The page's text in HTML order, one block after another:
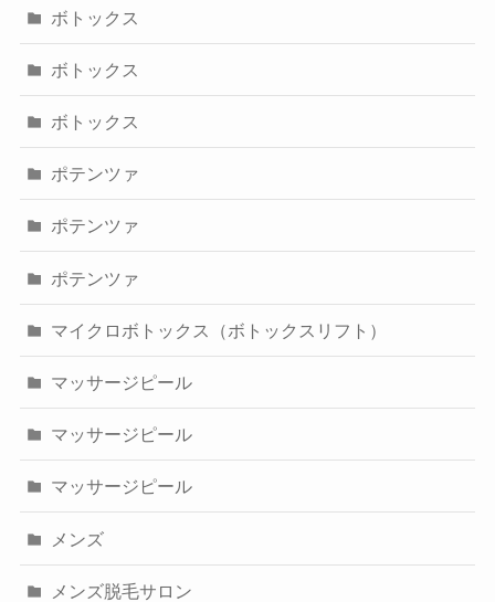
ボトックス
ボトックス
ボトックス
ポテンツァ
ポテンツァ
ポテンツァ
マイクロボトックス（ボトックスリフト）
マッサージピール
マッサージピール
マッサージピール
メンズ
メンズ脱毛サロン